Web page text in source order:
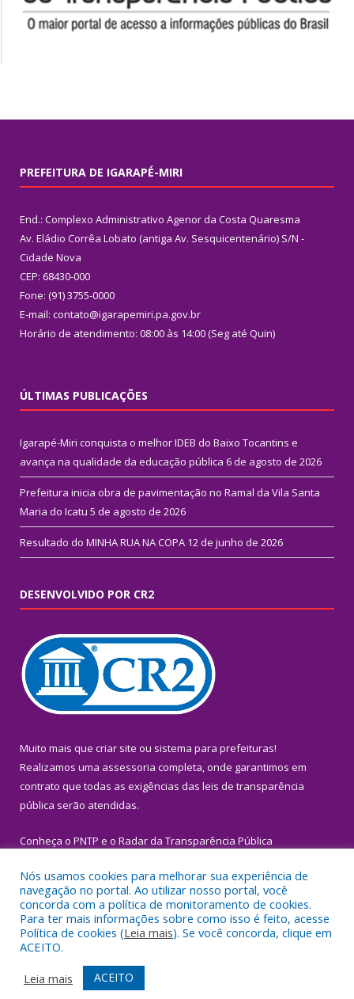
PREFEITURA DE IGARAPÉ-MIRI
End.: Complexo Administrativo Agenor da Costa Quaresma
Av. Eládio Corrêa Lobato (antiga Av. Sesquicentenário) S/N -
Cidade Nova
CEP: 68430-000
Fone: (91) 3755-0000
E-mail: contato@igarapemiri.pa.gov.br
Horário de atendimento: 08:00 às 14:00 (Seg até Quin)
ÚLTIMAS PUBLICAÇÕES
Igarapé-Miri conquista o melhor IDEB do Baixo Tocantins e
avança na qualidade da educação pública 6 de agosto de 2026
Prefeitura inicia obra de pavimentação no Ramal da Vila Santa
Maria do Icatu 5 de agosto de 2026
Resultado do MINHA RUA NA COPA 12 de junho de 2026
DESENVOLVIDO POR CR2
Muito mais que criar site ou sistema para prefeituras!
Realizamos uma assessoria completa, onde garantimos em
contrato que todas as exigências das leis de transparência
pública serão atendidas.
Conheça o PNTP e o Radar da Transparência Pública
Todos os direitos reservados a Prefeitura Municipal de Igarapé-
Miri.
Mapa do Site
Acessar Área Administrativa
Acessar Webmail
Nós usamos cookies para melhorar sua experiência de
navegação no portal. Ao utilizar nosso portal, você
concorda com a política de monitoramento de cookies.
Para ter mais informações sobre como isso é feito, acesse
Política de cookies (Leia mais). Se você concorda, clique em
ACEITO.
Leia mais
ACEITO